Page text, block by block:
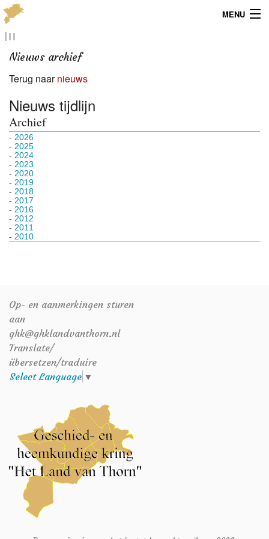
MENU
Menu
Locaties
Kaarten
Overig
Verenigingsinfo
Nieuws archief
Terug naarnieuws
Nieuws tijdlijn
Archief
- 2026
- 2025
- 2024
- 2023
- 2020
- 2019
- 2018
- 2017
- 2016
- 2012
- 2011
- 2010
Op- en aanmerkingen sturen
aan
ghk@ghklandvanthorn.nl
Translate/
übersetzen/traduire
Select Language ▼